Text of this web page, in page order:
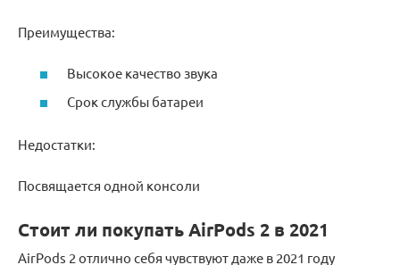
Преимущества:
Высокое качество звука
Срок службы батареи
Недостатки:
Посвящается одной консоли
Стоит ли покупать AirPods 2 в 2021
AirPods 2 отлично себя чувствуют даже в 2021 году